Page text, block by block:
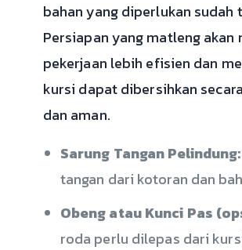
bahan yang diperlukan sudah
Persiapan yang matleng akan
pekerjaan lebih efisien dan
kursi dapat dibersihkan
dan aman.
Sarung Tangan Pelindung:
tangan dari kotoran dan
Obeng atau Kunci Pas
roda perlu dilepas dari